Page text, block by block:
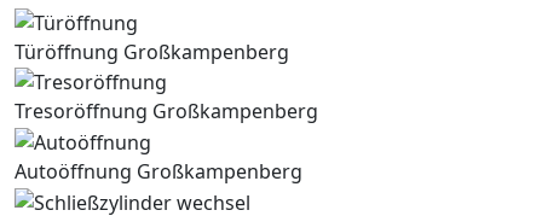
Türöffnung Großkampenberg
Tresoröffnung Großkampenberg
Autoöffnung Großkampenberg